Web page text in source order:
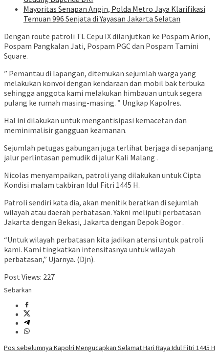
Mayoritas Senapan Angin, Polda Metro Jaya Klarifikasi
Temuan 996 Senjata di Yayasan Jakarta Selatan
Dengan route patroli TL Cepu IX dilanjutkan ke Pospam Arion,
Pospam Pangkalan Jati, Pospam PGC dan Pospam Tamini
Square.
” Pemantau di lapangan, ditemukan sejumlah warga yang
melakukan konvoi dengan kendaraan dan mobil bak terbuka
sehingga anggota kami melakukan himbauan untuk segera
pulang ke rumah masing-masing. ” Ungkap Kapolres.
Hal ini dilakukan untuk mengantisipasi kemacetan dan
meminimalisir gangguan keamanan.
Sejumlah petugas gabungan juga terlihat berjaga di sepanjang
jalur perlintasan pemudik di jalur Kali Malang .
Nicolas menyampaikan, patroli yang dilakukan untuk Cipta
Kondisi malam takbiran Idul Fitri 1445 H.
Patroli sendiri kata dia, akan menitik beratkan di sejumlah
wilayah atau daerah perbatasan. Yakni meliputi perbatasan
Jakarta dengan Bekasi, Jakarta dengan Depok Bogor .
“Untuk wilayah perbatasan kita jadikan atensi untuk patroli
kami. Kami tingkatkan intensitasnya untuk wilayah
perbatasan,” Ujarnya. (Djn).
Post Views: 227
Sebarkan
Navigasi
Pos sebelumnya Kapolri Mengucapkan Selamat Hari Raya Idul Fitri 1445 H